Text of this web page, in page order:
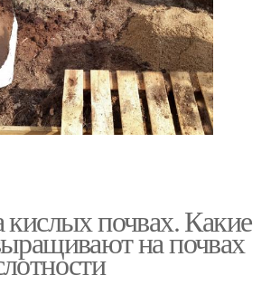
кислых почвах. Какие
на почвах